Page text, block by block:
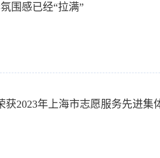
围感已经“拉满”
2023年上海市志愿服务先进集